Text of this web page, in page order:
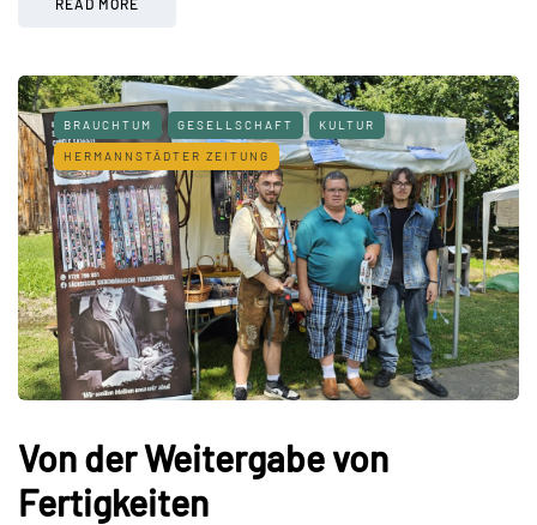
BRAUCHTUM GESELLSCHAFT KULTUR
HERMANNSTÄDTER ZEITUNG
Von der Weitergabe von
Fertigkeiten